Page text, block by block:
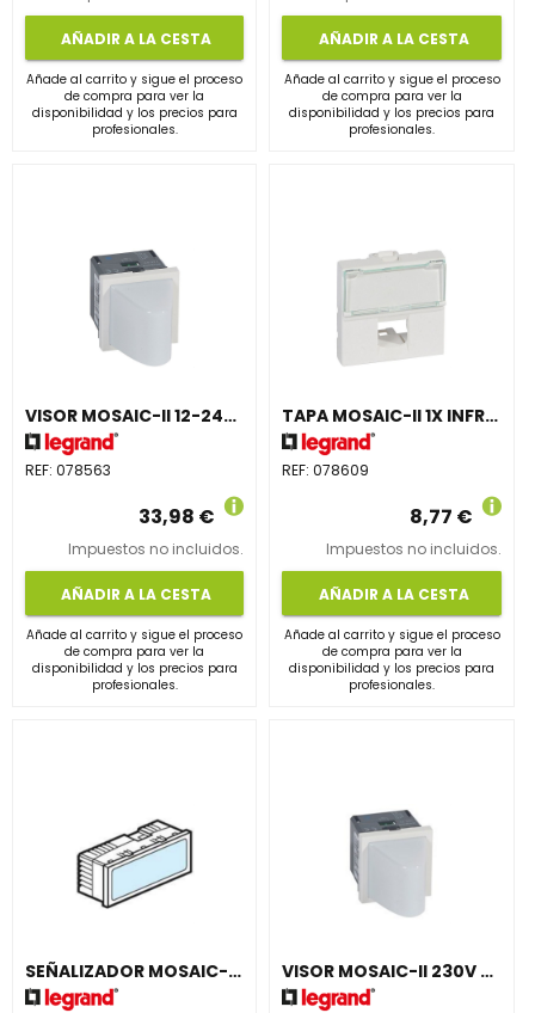
AÑADIR A LA CESTA
Añade al carrito y sigue el proceso
de compra para ver la
disponibilidad y los precios para
profesionales.
AÑADIR A LA CESTA
Añade al carrito y sigue el proceso
de compra para ver la
disponibilidad y los precios para
profesionales.
VISOR MOSAIC-II 12-24-48V AZUL
REF: 078563
33,98 €
Impuestos no incluidos.
AÑADIR A LA CESTA
Añade al carrito y sigue el proceso
de compra para ver la
disponibilidad y los precios para
profesionales.
TAPA MOSAIC-II 1X INFRA + 2 MÓDULOS
REF:078609
8,77 €
Impuestos no incluidos.
AÑADIR A LA CESTA
Añade al carrito y sigue el proceso
de compra para ver la
disponibilidad y los precios para
profesionales.
SEÑALIZADOR MOSAIC-II AZUL 5mm2 VISOR MOSAIC-II 230V AZUL